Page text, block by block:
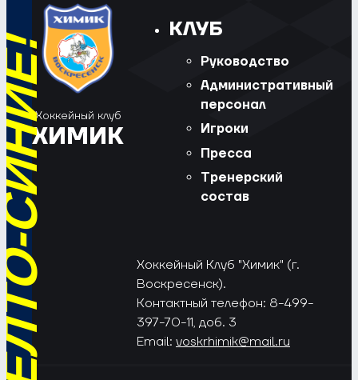
Хоккейный клуб
ХИМИК
КЛУБ
Руководство
Административный
персонал
Игроки
Пресса
Тренерский
состав
Хоккейный Клуб "Химик" (г.
Воскресенск).
Контактный телефон: 8-499-
397-70-11, доб. 3
Email: voskrhimik@mail.ru